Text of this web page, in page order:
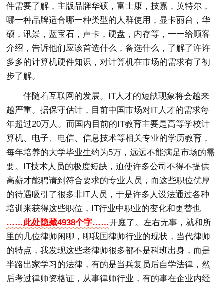
件需要了解，主版品牌华硕，富士康，技嘉，英特尔，
哪一种品牌适合哪一种类型的人群使用，显卡丽台，华
硕，讯景，蓝宝石，声卡，硬盘，内存等，一一给顾客
介绍，告诉他们应该首选什么，备选什么，了解了许许
多多的计算机硬件知识，对计算机在市场的需求有了初
步了解。
伴随着互联网的发展。IT人才的短缺现象将会越来
越严重。据保守估计，目前中国市场对IT人才的需求每
年超过20万人。而国内目前的IT教育主要是高等学校计
算机、电子、电信、信息技术等相关专业的学历教育，
每年培养的大学毕业生约为5万，远远不能满足市场的需
要。IT技术人员的极度短缺，迫使许多公司不得不提供
高薪才能聘请到符合要求的专业人员，而这些职位优厚
的待遇吸引了很多非IT人员，于是许多人设法通过各种
培训来获得这些职位，IT行业中职业的变化和更替也
……此处隐藏4938个字……开庭了。左右无事，就和所
里的几位律师闲聊，聊我国律师行业的现状，当代律师
的特点，我发现这些老律师很多都不是科班出身，而是
半路出家学习的法律，有的是当兵复员后自学法律，然
后考过律师资格证，从事律师行业，有的事在企业内经